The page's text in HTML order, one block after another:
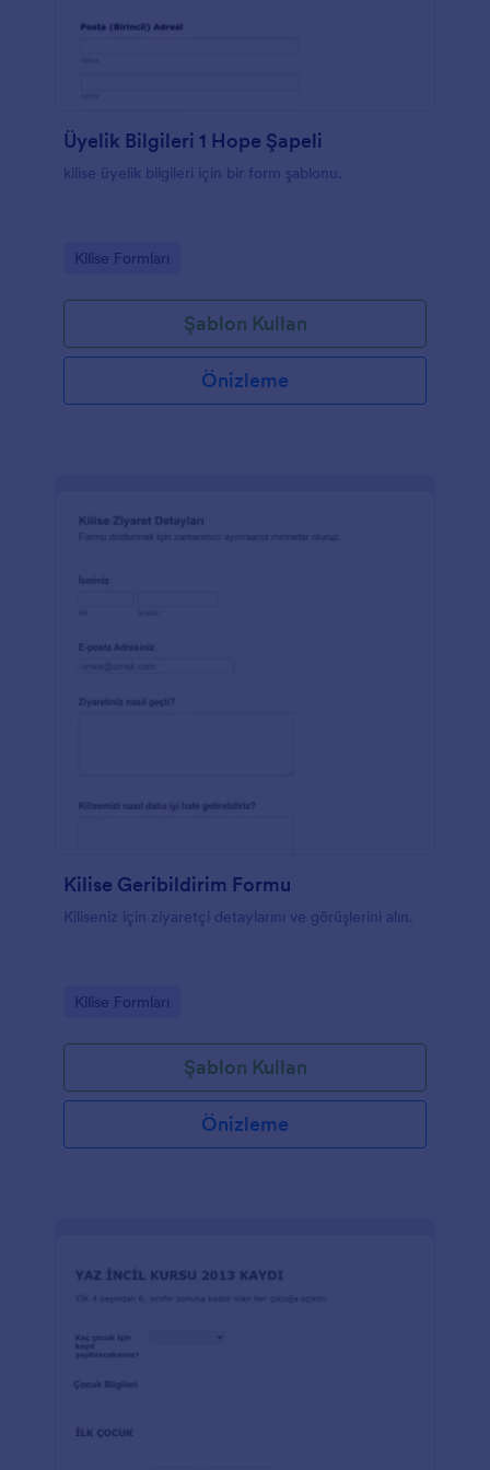
Üyelik Bilgileri 1 Hope Şapeli
kilise üyelik bilgileri için bir form şablonu.
Go to Category:
Kilise Formları
Şablon Kullan
Önizleme
Kilise Geribildirim Formu
Kiliseniz için ziyaretçi detaylarını ve görüşlerini alın.
Go to Category:
Kilise Formları
Şablon Kullan
Önizleme